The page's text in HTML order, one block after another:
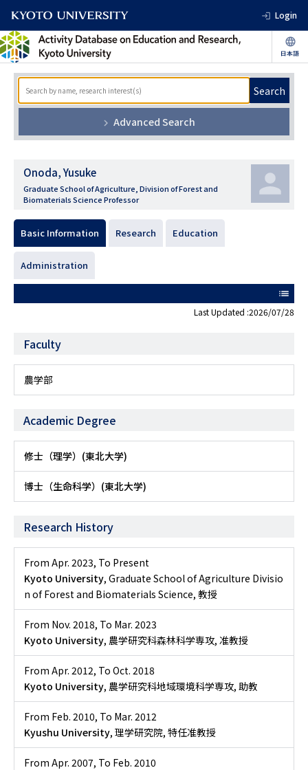
Login
Search
Advanced Search
Onoda, Yusuke
Graduate School of Agriculture, Division of Forest and
Biomaterials Science Professor
Basic Information Research Education
Administration
list
Last Updated :2026/07/28
Faculty
農学部
Academic Degree
修士（理学）(東北大学)
博士（生命科学）(東北大学)
Research History
From Apr. 2023, To Present
Kyoto University, Graduate School of Agriculture Divisio
n of Forest and Biomaterials Science, 教授
From Nov. 2018, To Mar. 2023
Kyoto University, 農学研究科森林科学専攻, 准教授
From Apr. 2012, To Oct. 2018
Kyoto University, 農学研究科地域環境科学専攻, 助教
From Feb. 2010, To Mar. 2012
Kyushu University, 理学研究院, 特任准教授
From Apr. 2007, To Feb. 2010